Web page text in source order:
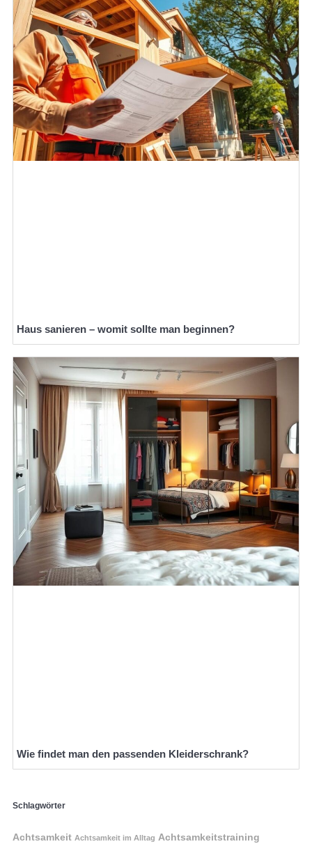
Haus sanieren – womit sollte man beginnen?
Wie findet man den passenden Kleiderschrank?
Schlagwörter
Achtsamkeit Achtsamkeit im Alltag Achtsamkeitstraining